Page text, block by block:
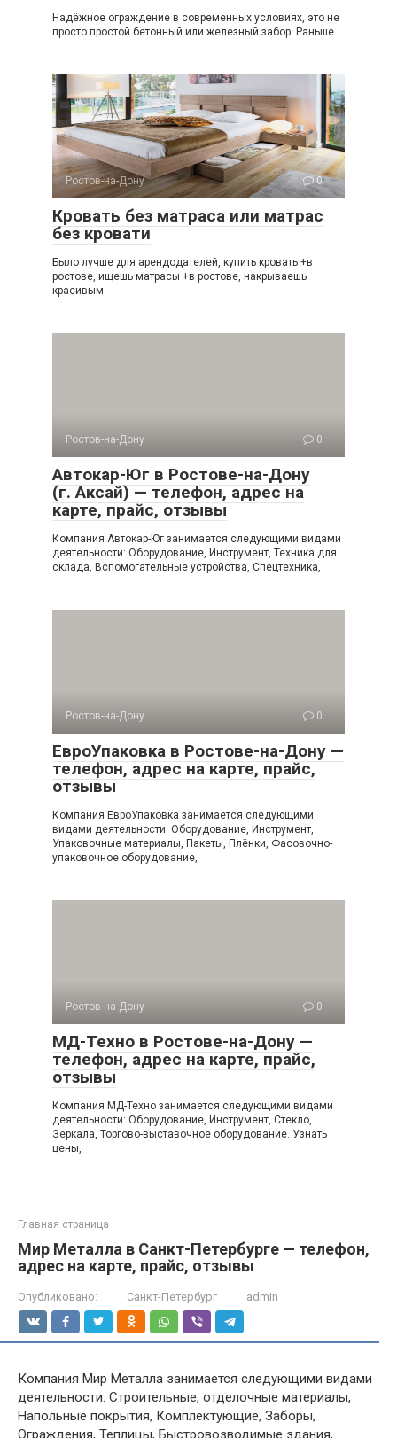
Надёжное ограждение в современных условиях, это не
просто простой бетонный или железный забор. Раньше
Ростов-на-Дону 0
Кровать без матраса или матрас
без кровати
Было лучше для арендодателей, купить кровать +в
ростове, ищешь матрасы +в ростове, накрываешь
красивым
Ростов-на-Дону 0
Автокар-Юг в Ростове-на-Дону
(г. Аксай) — телефон, адрес на
карте, прайс, отзывы
Компания Автокар-Юг занимается следующими видами
деятельности: Оборудование, Инструмент, Техника для
склада, Вспомогательные устройства, Спецтехника,
Ростов-на-Дону 0
ЕвроУпаковка в Ростове-на-Дону —
телефон, адрес на карте, прайс,
отзывы
Компания ЕвроУпаковка занимается следующими
видами деятельности: Оборудование, Инструмент,
Упаковочные материалы, Пакеты, Плёнки, Фасовочно-
упаковочное оборудование,
Ростов-на-Дону 0
МД-Техно в Ростове-на-Дону —
телефон, адрес на карте, прайс,
отзывы
Компания МД-Техно занимается следующими видами
деятельности: Оборудование, Инструмент, Стекло,
Зеркала, Торгово-выставочное оборудование. Узнать
цены,
Главная страница
Мир Металла в Санкт-Петербурге — телефон,
адрес на карте, прайс, отзывы
Опубликовано: Санкт-Петербург admin
Компания Мир Металла занимается следующими видами
деятельности: Строительные, отделочные материалы,
Напольные покрытия, Комплектующие, Заборы,
Ограждения, Теплицы, Быстровозводимые здания,